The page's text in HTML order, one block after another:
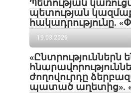
Պետության
պետության
հակադրությունը.
19.03.2026
«Ընտրություններն
ժողովուրդը
պատած աղետից».